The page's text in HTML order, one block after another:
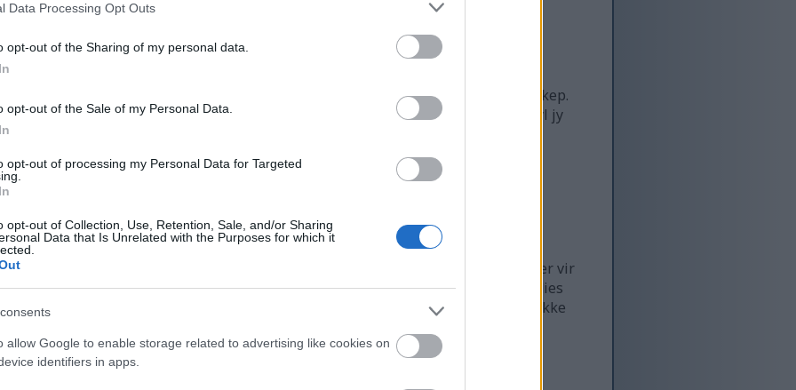
Data Processing Opt Outs
opt-out of the Sharing of my personal data.
opt-out of the Sale of my Personal Data.
opt-out of processing my Personal Data for Targeted
opt-out of Collection, Use, Retention, Sale, and/or Sharing
Data that Is Unrelated with the Purposes for which it
allow Google to enable storage related to advertising like cookies on
identifiers in apps.
en sy subkategorieë:
vir 'n gesonde leefstyl
om 17:34:35 UTC
te vind, kan jou gesondheidsreis van 'n taak in 'n aangename leefstyl omskep.
doeltreffendheid met volhoubaarheid, wat jou gemotiveerd hou terwyl jy
gids sal ons die 10 beste fiksheidsaktiwiteite vir 'n gesonde leefstyl
jou help om opsies te ontdek wat ooreenstem met jou persoonlike doelwitte,
Lees meer...
die volledige gesondheidsvoordele van joga
09:04:17 UTC
wat talle gesondheidsvoordele bied, wat beide geestelike en fisiese gesondheid
na antieke Indië, wat posture, asemhalingstegnieke en meditasie kombineer vir
ervaar verbeterde buigsaamheid en krag, tesame met diep ontspanning. Studies
wat dit 'n gewilde keuse maak vir mense van alle ouderdomme en fiksheidsvlakke
voordele van spinklasse